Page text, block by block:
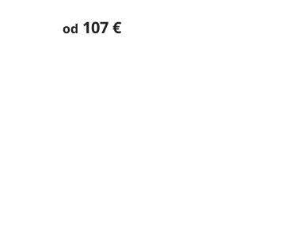
od 107 €